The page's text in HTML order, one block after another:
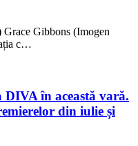
Gibbons (Imogen
c…
în această vară.
din iulie și